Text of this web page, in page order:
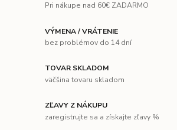
Pri nákupe nad 60€ ZADARMO
VÝMENA / VRÁTENIE
bez problémov do 14 dní
TOVAR SKLADOM
väčšina tovaru skladom
ZĽAVY Z NÁKUPU
zaregistrujte sa a získajte zľavy %